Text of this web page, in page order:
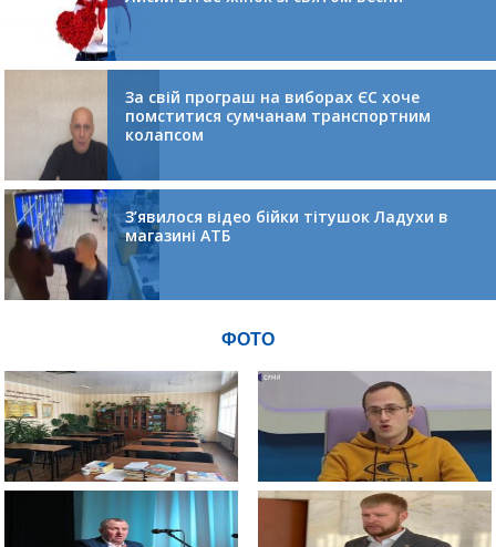
За свій програш на виборах ЄС хоче
помститися сумчанам транспортним
колапсом
З’явилося відео бійки тітушок Ладухи в
магазині АТБ
ФОТО